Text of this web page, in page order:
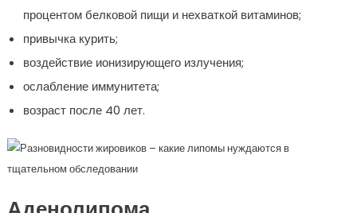
процентом белковой пищи и нехваткой витаминов;
привычка курить;
воздействие ионизирующего излучения;
ослабление иммунитета;
возраст после 40 лет.